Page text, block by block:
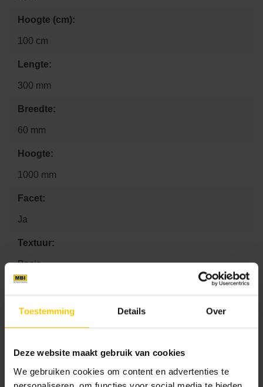
Toestemming Details Over
Deze website maakt gebruik van cookies
We gebruiken cookies om content en advertenties te
Hoogte (cm):
100 cm
Lengte:
300 mm
Breedte:
60 mm
Hoogte:
1000 mm
Facet:
Ja
Textuur:
Basic
Rechtstuk
A00